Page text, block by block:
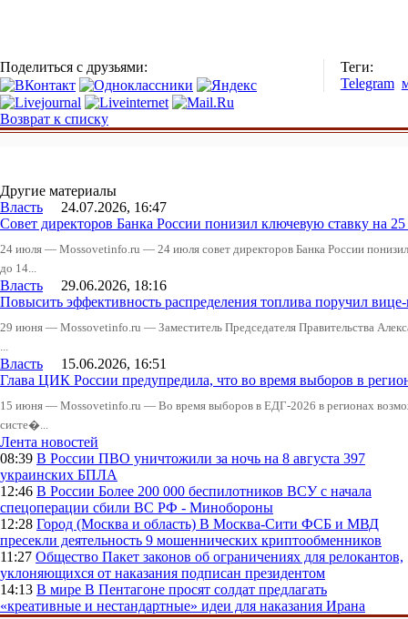
Поделиться с друзьями:
Теги:
Telegram
Возврат к списку
Другие материалы
Власть 24.07.2026, 16:47
Совет директоров Банка России понизил ключевую ставку на
24 июля — Mossovetinfo.ru — 24 июля совет директоров Банка России
до 14...
Власть 29.06.2026, 18:16
Повысить эффективность распределения топлива поручил
29 июня — Mossovetinfo.ru — Заместитель Председателя Правительства
...
Власть 15.06.2026, 16:51
Глава ЦИК России предупредила, что во время выборов в
15 июня — Mossovetinfo.ru — Во время выборов в ЕДГ-2026 в регионах
систе�...
Лента новостей
08:39 В России ПВО уничтожили за ночь на 8 августа 397
украинских БПЛА
12:46 В России Более 200 000 беспилотников ВСУ с начала
спецоперации сбили ВС РФ - Минобороны
12:28 Город (Москва и область) В Москва-Сити ФСБ и МВД
пресекли деятельность 9 мошеннических криптообменников
11:27 Общество Пакет законов об ограничениях для релокантов,
уклоняющихся от наказания подписан президентом
14:13 В мире В Пентагоне просят солдат предлагать
«креативные и нестандартные» идеи для наказания Ирана